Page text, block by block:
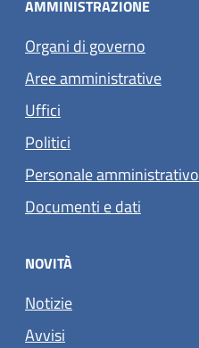
AMMINISTRAZIONE
Organi di governo
Aree amministrative
Uffici
Politici
Personale amministrativo
Documenti e dati
NOVITÀ
Notizie
Avvisi